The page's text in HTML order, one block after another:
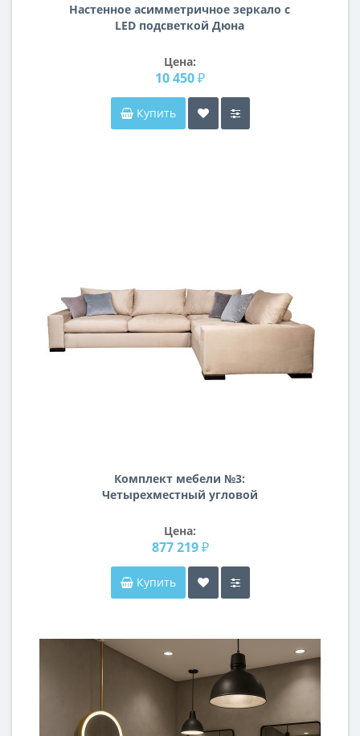
Настенное асимметричное зеркало с
LED подсветкой Дюна
Цена:
10 450 ₽
Купить
Комплект мебели №3:
Четырехместный угловой
MANCHESTER
Цена:
877 219 ₽
Купить